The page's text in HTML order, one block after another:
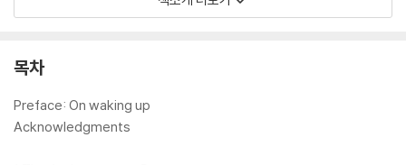
are disappearing and we quail before 'the wakened giant'.
The emergence of a conscious creature capable of using tec
s an event of monumental significance, on a par with the arriva
l of civilisation itself.
목차
Preface: On waking up
Acknowledgments